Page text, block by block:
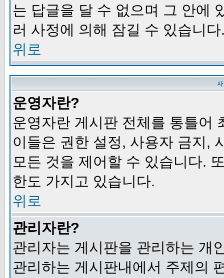
는 답글을 달 수 없으며 그 안에
러 사정에 의해 잠길 수 있습니다
위로
운영자란?
운영자란 게시판 전체를 통틀어
이들은 권한 설정, 사용자 금지,
모든 것을 제어할 수 있습니다.
한도 가지고 있습니다.
위로
관리자란?
관리자는 게시판을 관리하는 개
관리하는 게시판내에서 주제의